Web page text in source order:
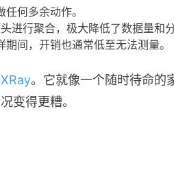
何多余动作。
进行聚合，极大降低了数据量和分
期间，开销也通常低至无法测量。
。它就像一个随时待命的
变得更糟。